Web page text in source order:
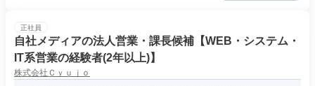
正社員
自社メディアの法人営業・課長候補【WEB・システム・
IT系営業の経験者(2年以上)】
株式会社Ｃｙｕｊｏ